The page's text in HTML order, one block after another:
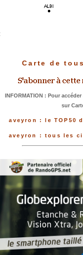
Carte de
INFORMATION : Pour
sur
aveyron : le TOP50
aveyron : tous les